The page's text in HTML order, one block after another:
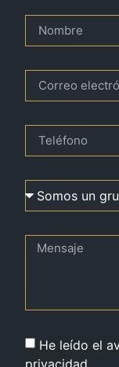
He leído el
privacidad